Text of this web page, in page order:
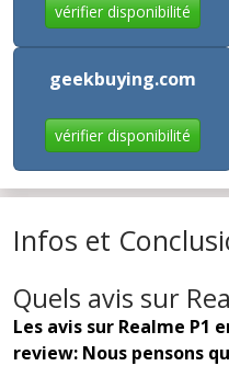
vérifier disponibilité
geekbuying.com
vérifier disponibilité
Infos et
Quels avis sur
Les avis sur Realme P1
review: Nous pensons